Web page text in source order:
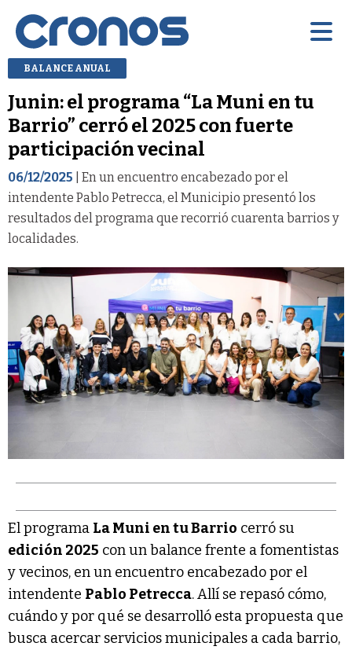
BALANCE ANUAL
Junin: el programa “La Muni en tu
Barrio” cerró el 2025 con fuerte
participación vecinal
06/12/2025 | En un encuentro encabezado por el
intendente Pablo Petrecca, el Municipio presentó los
resultados del programa que recorrió cuarenta barrios y
localidades.
El programa La Muni en tu Barrio cerró su
edición 2025 con un balance frente a fomentistas
y vecinos, en un encuentro encabezado por el
intendente Pablo Petrecca. Allí se repasó cómo,
cuándo y por qué se desarrolló esta propuesta que
busca acercar servicios municipales a cada barrio,